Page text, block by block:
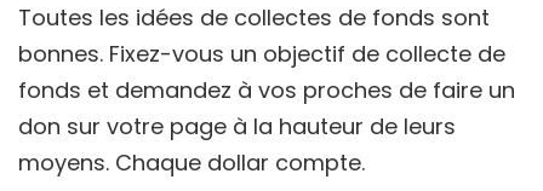
Toutes les idées de collectes de fonds sont
bonnes. Fixez-vous un objectif de collecte de
fonds et demandez à vos proches de faire un
don sur votre page à la hauteur de leurs
moyens. Chaque dollar compte.